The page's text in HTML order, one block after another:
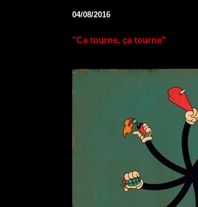
04/08/2016
"Ca tourne, ça tourne"